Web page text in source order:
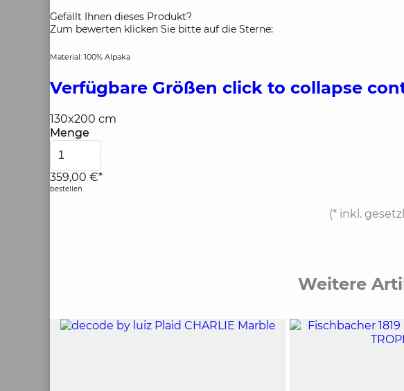
Gefällt Ihnen dieses Produkt?
Zum bewerten klicken Sie bitte auf die Sterne:
Material: 100% Alpaka
Verfügbare Größen click to collapse
130x200 cm
Menge
359,00 €*
bestellen
(* inkl.
Weitere